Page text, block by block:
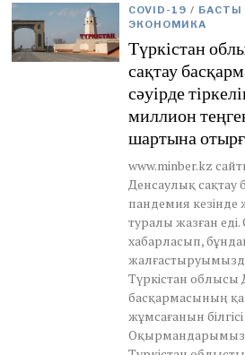
1
,
2
0
2
0
COVID-19 / БАСТЫ
ЭКОНОМИКА
Түркістан
сақтау
сәуірде
миллион
шартына
www.minber.kz
Денсаулық
пандемия
туралы жазған
хабарласып,
Түркістан облысы
басқармасының
жұмсағанын